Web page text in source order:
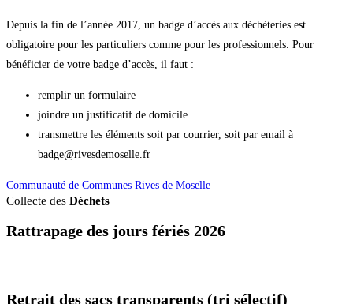
Depuis la fin de l’année 2017, un badge d’accès aux déchèteries est
obligatoire pour les particuliers comme pour les professionnels. Pour
bénéficier de votre badge d’accès, il faut :
remplir un formulaire
joindre un justificatif de domicile
transmettre les éléments soit par courrier, soit par email à
badge@rivesdemoselle.fr
Communauté de Communes Rives de Moselle
Collecte des Déchets
Rattrapage des jours fériés 2026
Retrait des sacs transparents (tri sélectif)